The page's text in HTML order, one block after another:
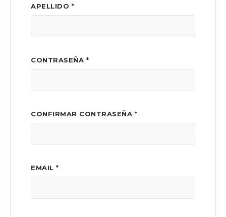
APELLIDO *
CONTRASEÑA *
CONFIRMAR CONTRASEÑA *
EMAIL *